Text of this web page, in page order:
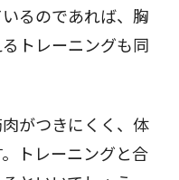
るのであれば、胸
トレーニングも同
がつきにくく、体
トレーニングと合